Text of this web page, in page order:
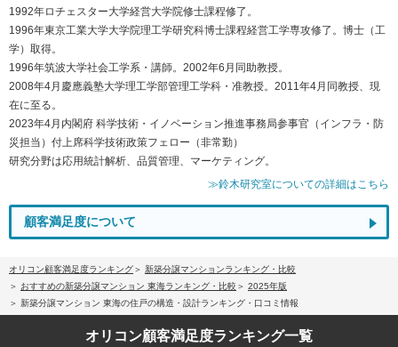
1992年ロチェスター大学経営大学院修士課程修了。
1996年東京工業大学大学院理工学研究科博士課程経営工学専攻修了。博士（工
学）取得。
1996年筑波大学社会工学系・講師。2002年6月同助教授。
2008年4月慶應義塾大学理工学部管理工学科・准教授。2011年4月同教授、現
在に至る。
2023年4月内閣府 科学技術・イノベーション推進事務局参事官（インフラ・防
災担当）付上席科学技術政策フェロー（非常勤）
研究分野は応用統計解析、品質管理、マーケティング。
≫鈴木研究室についての詳細はこちら
顧客満足度について
オリコン顧客満足度ランキング
新築分譲マンションランキング・比較
おすすめの新築分譲マンション 東海ランキング・比較
2025年版
新築分譲マンション 東海の住戸の構造・設計ランキング・口コミ情報
オリコン顧客満足度ランキング一覧